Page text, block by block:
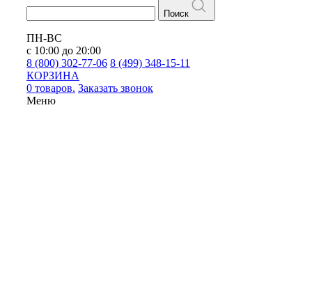
Поиск
ПН-ВС
с 10:00 до 20:00
8 (800) 302-77-06 8 (499) 348-15-11
КОРЗИНА
0 товаров. Заказать звонок
Меню